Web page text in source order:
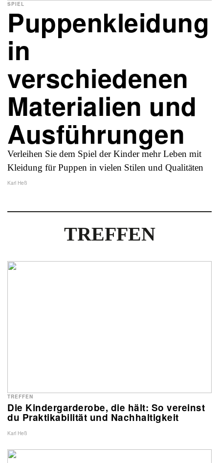
Puppenkleidung
in
verschiedenen
Materialien und
Ausführungen
Verleihen Sie dem Spiel der Kinder mehr Leben mit
Kleidung für Puppen in vielen Stilen und Qualitäten
SPIEL
Karl Heß
TREFFEN
Die Kindergarderobe, die hält: So vereinst
du Praktikabilität und Nachhaltigkeit
TREFFEN
Karl Heß